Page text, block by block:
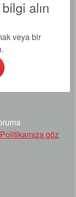
alın
veya bir
göz